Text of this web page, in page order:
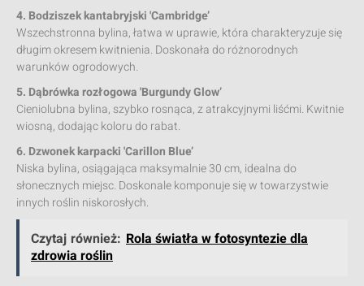
4. Bodziszek kantabryjski 'Cambridge’
Wszechstronna bylina, łatwa w uprawie, która charakteryzuje się
długim okresem kwitnienia. Doskonała do różnorodnych
warunków ogrodowych.
5. Dąbrówka rozłogowa 'Burgundy Glow’
Cieniolubna bylina, szybko rosnąca, z atrakcyjnymi liśćmi. Kwitnie
wiosną, dodając koloru do rabat.
6. Dzwonek karpacki 'Carillon Blue’
Niska bylina, osiągająca maksymalnie 30 cm, idealna do
słonecznych miejsc. Doskonale komponuje się w towarzystwie
innych roślin niskorosłych.
Czytaj również: Rola światła w fotosyntezie dla
zdrowia roślin